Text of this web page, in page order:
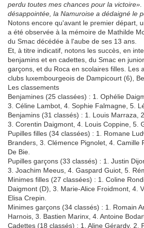
perdu toutes mes chances pour la victoire».
désappointée, la Namuroise a dédaigné le
Notons encore qu'avant le premier départ,
a été observée à la mémoire de Mathilde
du Smac décédée à l'aube de ses 13 ans.
Et, à titre indicatif, notons les succès, en
benjamins et en cadettes, du Smac en
garçons, et du Roca en scolaires filles. Les
clubs luxembourgeois de Dampicourt (6),
Les classements
Benjamines (25 classées) : 1. Ophélie
3. Céline Lambot, 4. Sophie Falmagne, 5.
Benjamins (31 classés) : 1. Louis Marraza,
3. Corentin Daigmont, 4. Louis Coppine, 5.
Pupilles filles (34 classées) : 1. Romane
Branders, 3. Clémence Pignolet, 4. Camille
De Bie.
Pupilles garçons (33 classés) : 1. Justin
3. Joachim Meeus, 4. Gaspard Guiot, 5.
Minimes filles (27 classées) : 1. Coline
Daigmont (D), 3. Marie-Alice Froidmont, 4.
Elisa Crepin.
Minimes garçons (34 classés) : 1. Romain
Harnois, 3. Bastien Marinx, 4. Antoine
Cadettes (18 classés) : 1. Aline Gérardy, 2.